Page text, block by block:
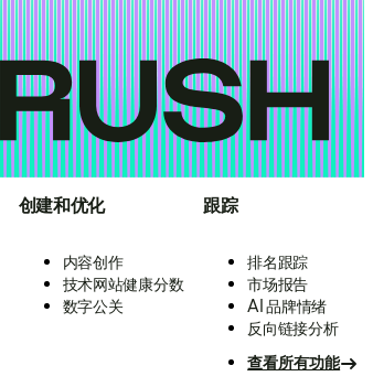
创建和优化
内容创作
技术网站健康分数
数字公关
跟踪
排名跟踪
市场报告
AI 品牌情绪
反向链接分析
查看所有功能